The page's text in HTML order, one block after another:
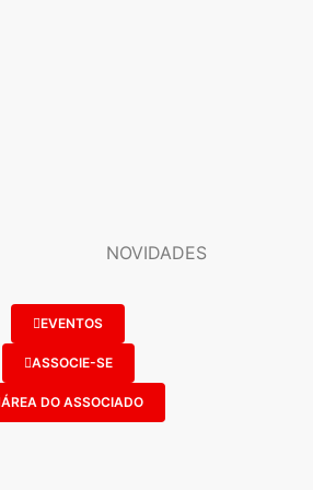
NOVIDADES
EVENTOS
ASSOCIE-SE
ÁREA DO ASSOCIADO